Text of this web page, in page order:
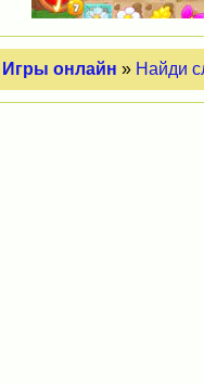
Игры онлайн » Найди